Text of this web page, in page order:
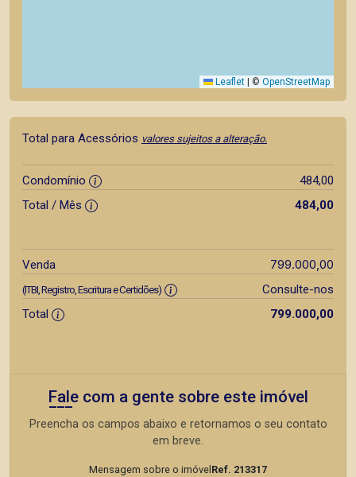
Leaflet © OpenStreetMap
Total para Acessórios valores sujeitos a alteração.
Condomínio
484,00
Total / Mês
484,00
Venda 799.000,00
(ITBI, Registro, Escritura e Certidões)
Consulte-nos
Total
799.000,00
Fale com a gente sobre este imóvel
Preencha os campos abaixo e retornamos o seu contato
em breve.
Mensagem sobre o imóvel Ref. 213317